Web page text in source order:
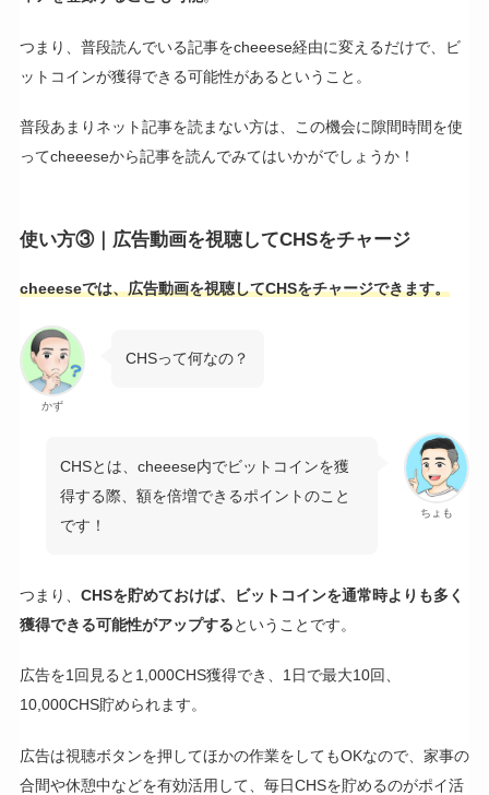
つまり、普段読んでいる記事をcheeese経由に変えるだけで、ビ
ットコインが獲得できる可能性があるということ。
普段あまりネット記事を読まない方は、この機会に隙間時間を使
ってcheeeseから記事を読んでみてはいかがでしょうか！
使い方③｜広告動画を視聴してCHSをチャージ
cheeeseでは、広告動画を視聴してCHSをチャージできます。
かず
CHSって何なの？
ちょも
CHSとは、cheeese内でビットコインを獲
得する際、額を倍増できるポイントのこと
です！
つまり、 CHSを貯めておけば、ビットコインを通常時よりも多く
獲得できる可能性がアップするということです。
広告を1回見ると1,000CHS獲得でき、1日で最大10回、
10,000CHS貯められます。
広告は視聴ボタンを押してほかの作業をしてもOKなので、家事の
合間や休憩中などを有効活用して、毎日CHSを貯めるのがポイ活